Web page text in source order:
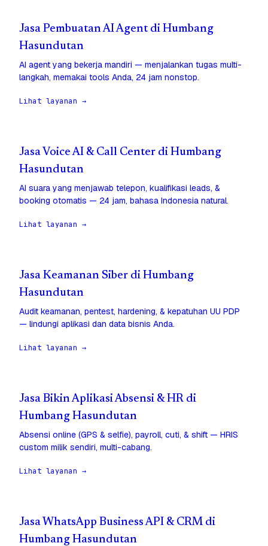
Jasa Pembuatan AI Agent di Humbang
Hasundutan
AI agent yang bekerja mandiri — menjalankan tugas multi-
langkah, memakai tools Anda, 24 jam nonstop.
Lihat layanan →
Jasa Voice AI & Call Center di Humbang
Hasundutan
AI suara yang menjawab telepon, kualifikasi leads, &
booking otomatis — 24 jam, bahasa Indonesia natural.
Lihat layanan →
Jasa Keamanan Siber di Humbang
Hasundutan
Audit keamanan, pentest, hardening, & kepatuhan UU PDP
— lindungi aplikasi dan data bisnis Anda.
Lihat layanan →
Jasa Bikin Aplikasi Absensi & HR di
Humbang Hasundutan
Absensi online (GPS & selfie), payroll, cuti, & shift — HRIS
custom milik sendiri, multi-cabang.
Lihat layanan →
Jasa WhatsApp Business API & CRM di
Humbang Hasundutan